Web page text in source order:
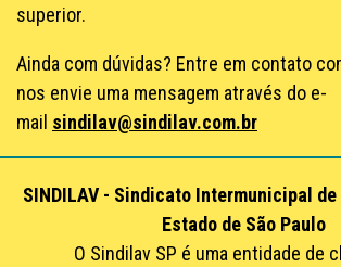
superior.
Ainda com dúvidas? Entre em contato
nos envie uma mensagem através do e-
mail sindilav@sindilav.com.br
SINDILAV - Sindicato Intermunicipal
Estado de São Paulo
O Sindilav SP é uma entidade de